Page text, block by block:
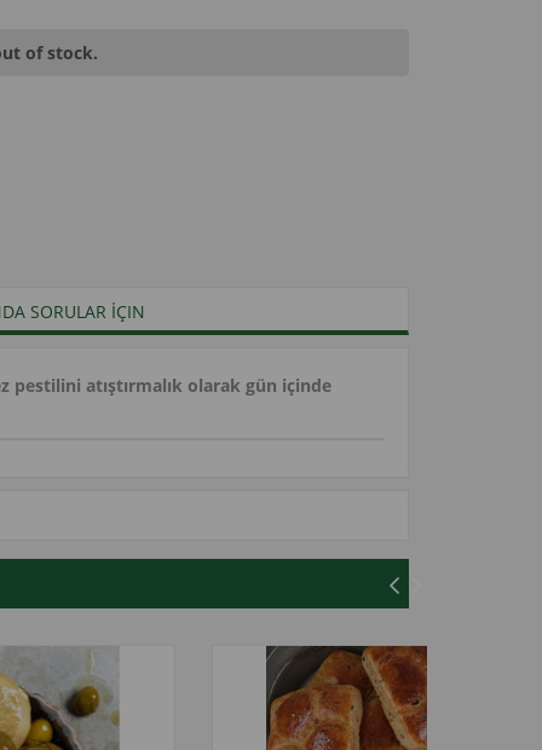
of stock.
SORULAR İÇIN
atıştırmalık olarak gün içinde